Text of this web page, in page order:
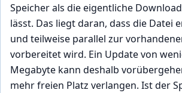
Speicher als die eigentliche
lässt. Das liegt daran, dass die Datei
und teilweise parallel zur
vorbereitet wird. Ein Update von
Megabyte kann deshalb
mehr freien Platz verlangen. Ist der